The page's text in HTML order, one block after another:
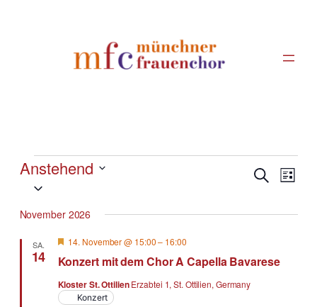
Veranstaltungen
SUCHE
SucheListe
Anstehend
Datum
November 2026
SA.
14 Konzert mit dem Chor A Capella Bavarese
Hervorgehoben
14. November @ 15:00– 16:00
Kloster St. OttilienErzabtei 1, St. Ottilien, Germany
Konzert